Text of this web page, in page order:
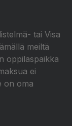
tai Visa
meiltä
oppilaspaikka
ei
on oma